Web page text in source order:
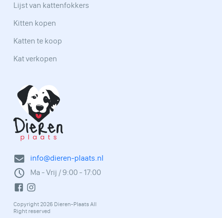
info@dieren-plaats.nl
Ma - Vrij / 9:00 - 17:00
Copyright 2026 Dieren-Plaats All
Right reserved
Lijst van kattenfokkers
Kitten kopen
Katten te koop
Kat verkopen